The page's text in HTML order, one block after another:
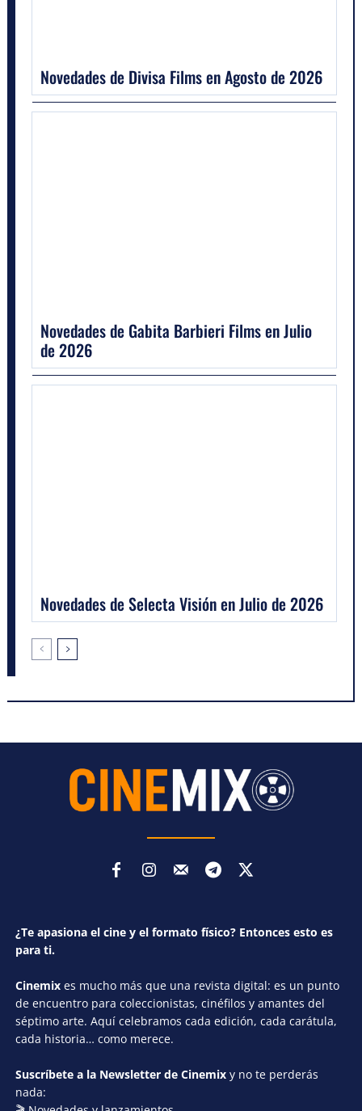
Novedades de Divisa Films en Agosto de 2026
Novedades de Gabita Barbieri Films en Julio
de 2026
Novedades de Selecta Visión en Julio de 2026
¿Te apasiona el cine y el formato físico? Entonces esto es
para ti.
Cinemix es mucho más que una revista digital: es un punto
de encuentro para coleccionistas, cinéfilos y amantes del
séptimo arte. Aquí celebramos cada edición, cada carátula,
cada historia… como merece.
Suscríbete a la Newsletter de Cinemix y no te perderás
nada: